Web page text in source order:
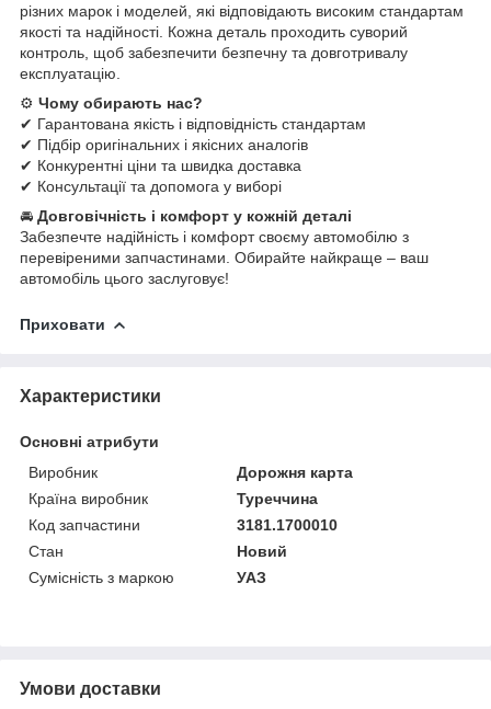
різних марок і моделей, які відповідають високим стандартам
якості та надійності. Кожна деталь проходить суворий
контроль, щоб забезпечити безпечну та довготривалу
експлуатацію.
⚙ Чому обирають нас?
✔ Гарантована якість і відповідність стандартам
✔ Підбір оригінальних і якісних аналогів
✔ Конкурентні ціни та швидка доставка
✔ Консультації та допомога у виборі
🚘 Довговічність і комфорт у кожній деталі
Забезпечте надійність і комфорт своєму автомобілю з
перевіреними запчастинами. Обирайте найкраще – ваш
автомобіль цього заслуговує!
Приховати
Характеристики
Основні атрибути
Виробник
Дорожня карта
Країна виробник
Туреччина
Код запчастини
3181.1700010
Стан
Новий
Сумісність з маркою
УАЗ
Умови доставки